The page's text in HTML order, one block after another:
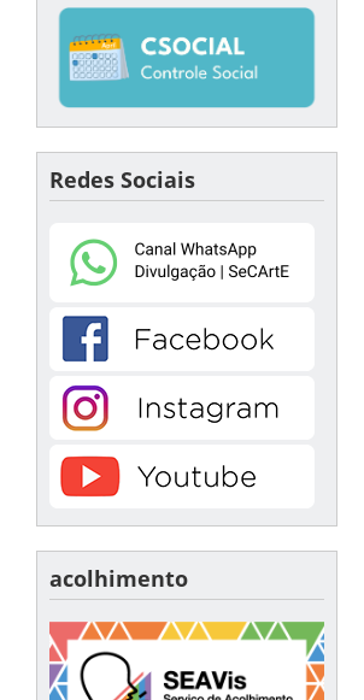
Redes Sociais
acolhimento